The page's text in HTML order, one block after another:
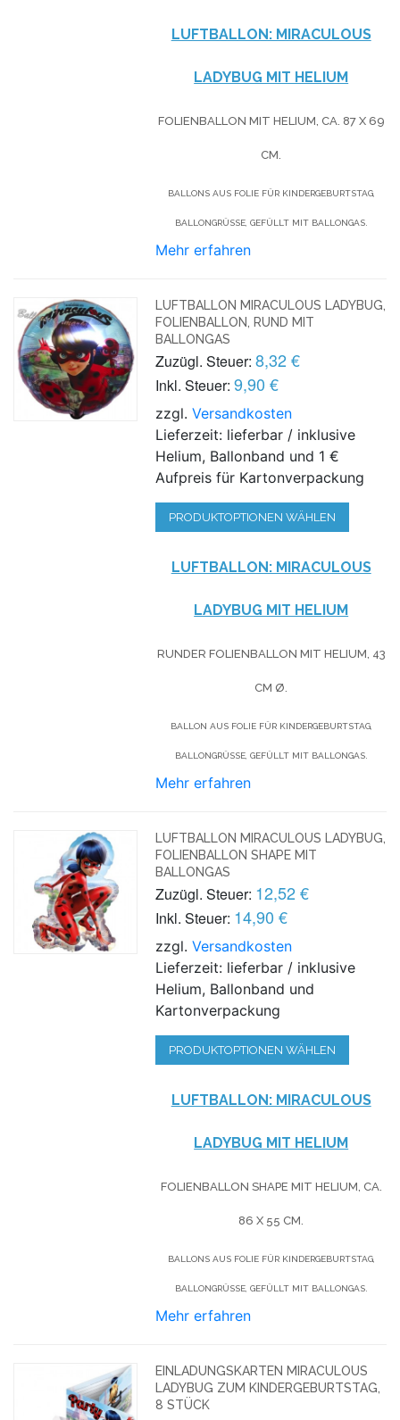
LUFTBALLON: MIRACULOUS
LADYBUG MIT HELIUM
FOLIENBALLON MIT HELIUM, CA. 87 X 69
CM.
BALLONS AUS FOLIE FÜR KINDERGEBURTSTAG,
BALLONGRÜSSE, GEFÜLLT MIT BALLONGAS.
Mehr erfahren
LUFTBALLON MIRACULOUS LADYBUG,
FOLIENBALLON, RUND MIT
BALLONGAS
Zuzügl. Steuer: 8,32 €
Inkl. Steuer: 9,90 €
zzgl.Versandkosten
Lieferzeit: lieferbar / inklusive
Helium, Ballonband und 1 €
Aufpreis für Kartonverpackung
PRODUKTOPTIONEN WÄHLEN
LUFTBALLON: MIRACULOUS
LADYBUG MIT HELIUM
RUNDER FOLIENBALLON MIT HELIUM, 43
CM Ø.
BALLON AUS FOLIE FÜR KINDERGEBURTSTAG,
BALLONGRÜSSE, GEFÜLLT MIT BALLONGAS.
Mehr erfahren
LUFTBALLON MIRACULOUS LADYBUG,
FOLIENBALLON SHAPE MIT
BALLONGAS
Zuzügl. Steuer: 12,52 €
Inkl. Steuer: 14,90 €
zzgl.Versandkosten
Lieferzeit: lieferbar / inklusive
Helium, Ballonband und
Kartonverpackung
PRODUKTOPTIONEN WÄHLEN
LUFTBALLON: MIRACULOUS
LADYBUG MIT HELIUM
FOLIENBALLON SHAPE MIT HELIUM, CA.
86 X 55 CM.
BALLONS AUS FOLIE FÜR KINDERGEBURTSTAG,
BALLONGRÜSSE, GEFÜLLT MIT BALLONGAS.
Mehr erfahren
EINLADUNGSKARTEN MIRACULOUS
LADYBUG ZUM KINDERGEBURTSTAG,
8 STÜCK